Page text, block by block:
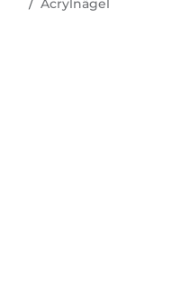
Acrylnägel